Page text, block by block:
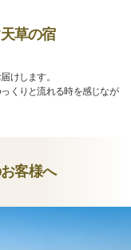
草の宿
けします。
くりと流れる時を感じなが
客様へ